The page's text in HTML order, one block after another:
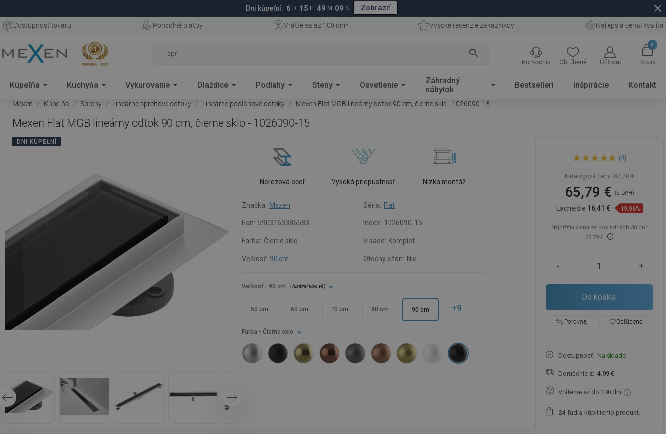
Dni kúpeľní: 6 D 15 H 49 M 09 S Zobraziť close
Dostupnosť tovaru Pohodlné platby Vráťte sa až 100 dní* Vysoké recenzie zákazníkov Najlepšia cena/kvalita
search
Obľúbené Účtovať
0
Vozík
Pomocník
Kúpeľňa Kuchyňa Vykurovanie Dlaždice Podlahy Steny Osvetlenie
Záhradný
nábytok
Bestselleri Inšpirácie Kontakt
Mexen Kúpeľňa Sprchy Lineárne sprchové odtoky Lineárne podlahové odtoky Mexen Flat MGB lineárny odtok 90 cm, čierne sklo - 1026090-15
Mexen Flat MGB lineárny odtok 90 cm, čierne sklo - 1026090-15
DNI KÚPEĽNÍ
Nerezová oceľ Vysoká priepustnosť Nízka montáž
Značka: Mexen Séria: Flat
Ean: 5903163386583 Index: 1026090-15
Farba: Čierne sklo V sade: Komplet
Veľkosť: 90 cm Otočný sifón: Nie
Veľkosť- 90 cm - (ukázať viac+9)
50 cm 60 cm 70 cm 80 cm 90 cm +9
Farba - Čierne sklo
odtok 90 cm, čierne sklo -
(4)
Katalógová cena: 82,20 €
65,79 € (s DPH)
Lacnejšie 16,41 € 19,96%
Najnižšia cena za posledných 30 dní:
65,79 €
- +
Do košíka
Porovnaj favorite_borderObľúbené
Dostupnosť: Na sklade
Doručenie z: 4.99 €
Vrátenie až do 100 dní
24 ľudia kúpil tento produkt.